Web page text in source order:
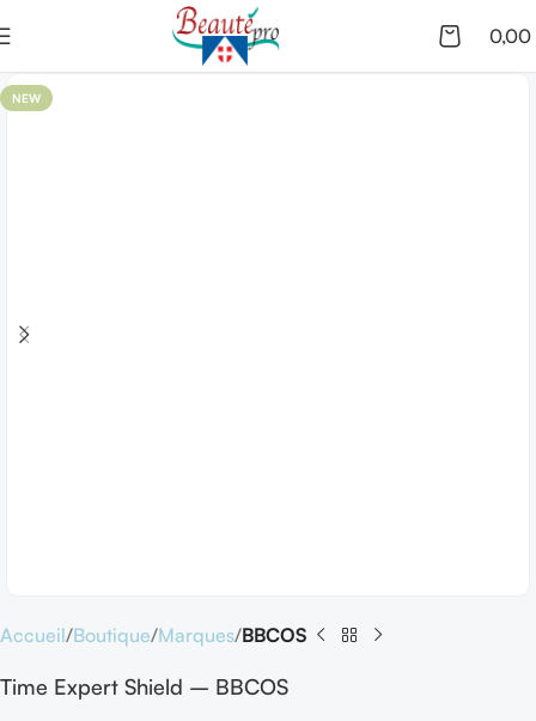
0,00
NEW
Accueil Boutique Marques BBCOS
Time Expert Shield – BBCOS